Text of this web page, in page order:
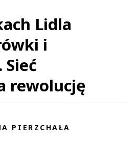
Lidla
i
rewolucję
PIERZCHAŁA